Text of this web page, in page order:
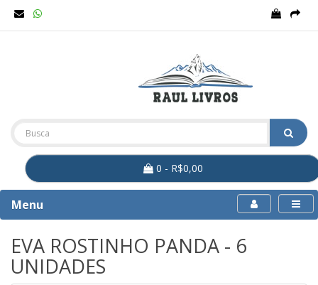
0 - R$0,00
Menu
EVA ROSTINHO PANDA - 6
UNIDADES